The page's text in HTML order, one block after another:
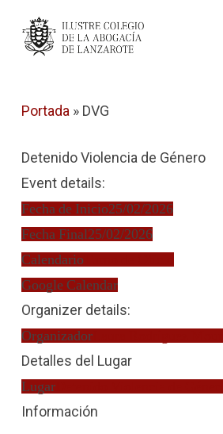
Portada » DVG
Detenido Violencia de Género
Event details:
Fecha de Inicio25/02/2026
Fecha Final25/02/2026
Calendario
Google Calendar
Organizer details:
OrganizadorLaura Rodríguez Moure
Detalles del Lugar
LugarDetenido Violencia de Género
Información